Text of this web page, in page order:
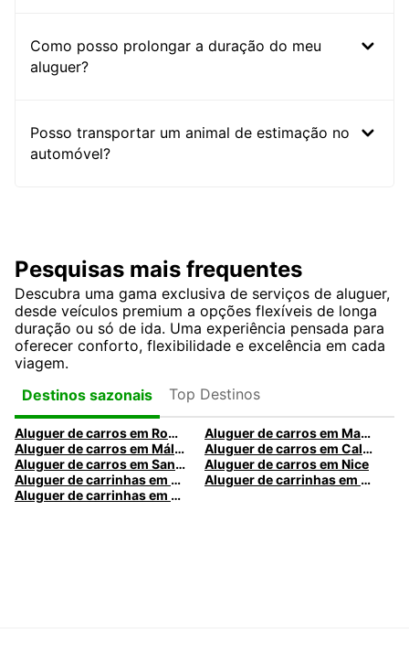
Como posso prolongar a duração do meu
aluguer?
Posso transportar um animal de estimação no
automóvel?
Pesquisas mais frequentes
Descubra uma gama exclusiva de serviços de aluguer,
desde veículos premium a opções flexíveis de longa
duração ou só de ida. Uma experiência pensada para
oferecer conforto, flexibilidade e excelência em cada
viagem.
Destinos sazonais
Top Destinos
Aluguer de carros em Roma
Aluguer de carros em Madrid
Aluguer de carros em Málaga
Aluguer de carros em Caldas da Rainha
Aluguer de carros em Santa Maria da Feira
Aluguer de carros em Nice
Aluguer de carrinhas em Nice
Aluguer de carrinhas em Santa Maria da Feira
Aluguer de carrinhas em Caldas da Rainha